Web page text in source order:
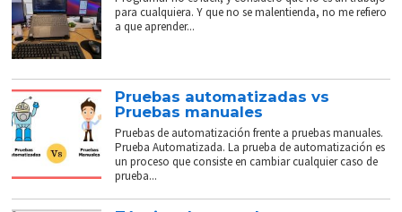
para cualquiera. Y que no se malentienda, no me refiero
a que aprender...
Pruebas automatizadas vs
Pruebas manuales
Pruebas de automatización frente a pruebas manuales.
Prueba Automatizada. La prueba de automatización es
un proceso que consiste en cambiar cualquier caso de
prueba...